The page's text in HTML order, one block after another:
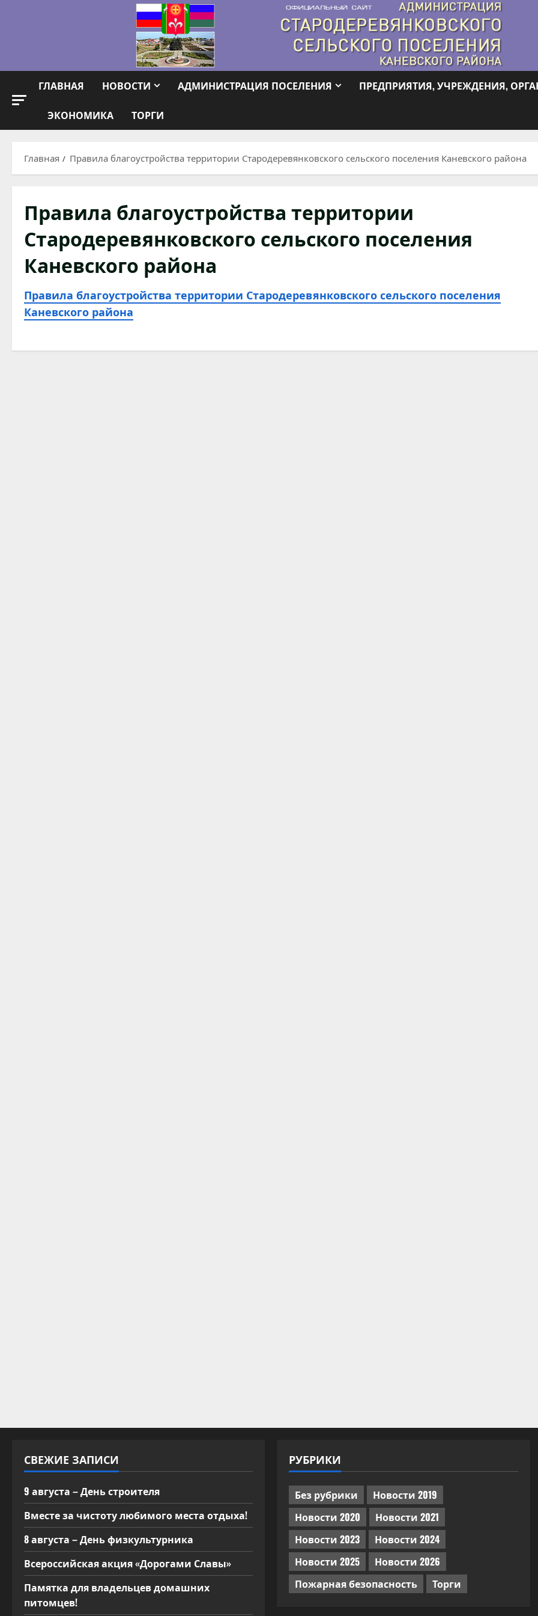
ГЛАВНАЯ НОВОСТИ АДМИНИСТРАЦИЯ ПОСЕЛЕНИЯ ПРЕДПРИЯТИЯ, УЧРЕЖДЕНИЯ,
ЭКОНОМИКА ТОРГИ
Главная Правила благоустройства территории Стародеревянковского сельского поселения Каневского района
Правила благоустройства территории
Стародеревянковского сельского поселения
Каневского района
Правила благоустройства территории Стародеревянковского сельского поселения
Каневского района
СВЕЖИЕ ЗАПИСИ
9 августа – День строителя
Вместе за чистоту любимого места отдыха!
8 августа – День физкультурника
Всероссийская акция «Дорогами Славы»
Памятка для владельцев домашних
питомцев!
РУБРИКИ
Без рубрики
Новости 2019
Новости 2020
Новости 2021
Новости 2023
Новости 2024
Новости 2025
Новости 2026
Пожарная безопасность
Торги